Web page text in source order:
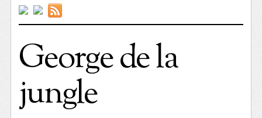
George de la
jungle